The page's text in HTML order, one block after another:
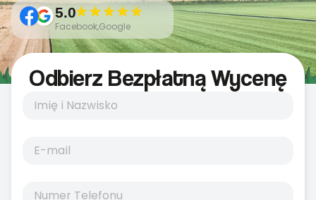
5.0
Facebook,Google
Odbierz Bezpłatną Wycenę